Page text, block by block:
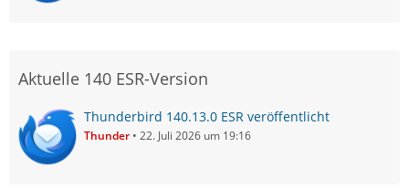
Aktuelle 140 ESR-Version
Thunderbird 140.13.0 ESR veröffentlicht
Thunder 22. Juli 2026 um 19:16